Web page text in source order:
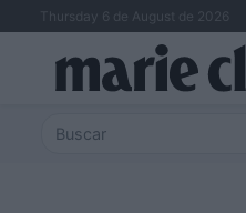
Thursday 6 de August de 2026